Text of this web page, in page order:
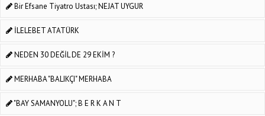
Bir Efsane Tiyatro Ustası; NEJAT UYGUR
İLELEBET ATATÜRK
NEDEN 30 DEĞİL DE 29 EKİM ?
MERHABA "BALIKÇI" MERHABA
"BAY SAMANYOLU"; B E R K A N T